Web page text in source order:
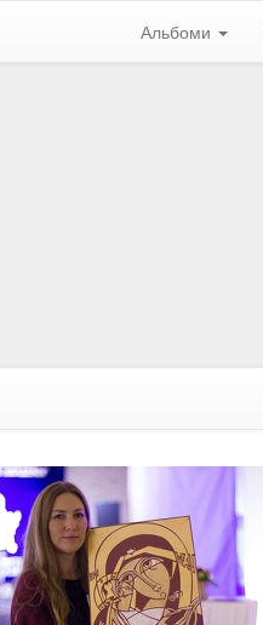
Альбоми